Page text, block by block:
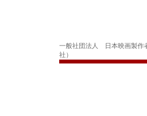
一般社団法人 日本映画製作
社）